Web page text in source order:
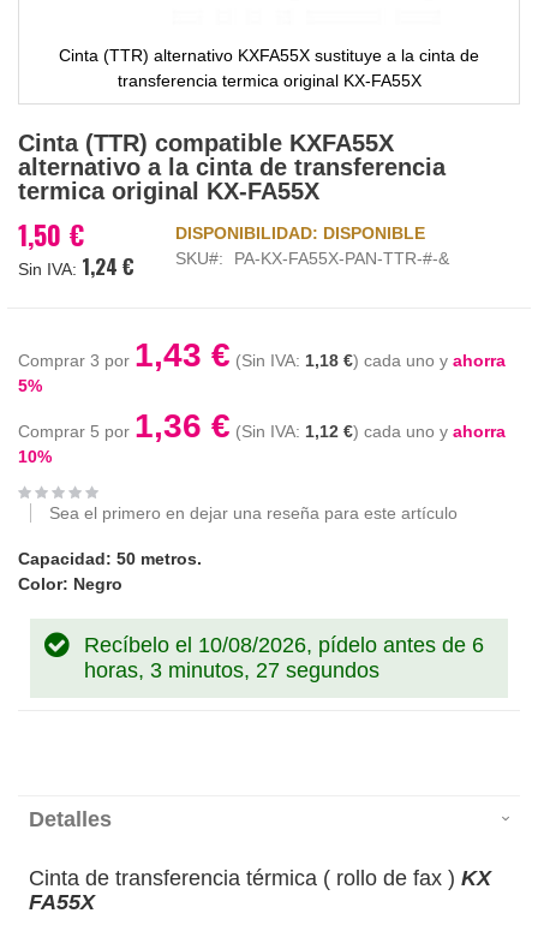
Cinta (TTR) alternativo KXFA55X sustituye a la cinta de
transferencia termica original KX-FA55X
al
comienzo
de
galería
de
Cinta (TTR) compatible KXFA55X
alternativo a la cinta de transferencia
termica original KX-FA55X
1,50 €
1,24 €
DISPONIBILIDAD: DISPONIBLE
SKU
PA-KX-FA55X-PAN-TTR-#-&
Comprar 3 por 1,43 € 1,18 € cada uno y ahorra
5%
Comprar 5 por 1,36 € 1,12 € cada uno y ahorra
10%
Sea el primero en dejar una reseña para este artículo
Capacidad: 50 metros.
Color: Negro
Recíbelo el 10/08/2026, pídelo antes de 6
horas, 3 minutos, 27 segundos
Detalles
Cinta de transferencia térmica ( rollo de fax ) KX
FA55X